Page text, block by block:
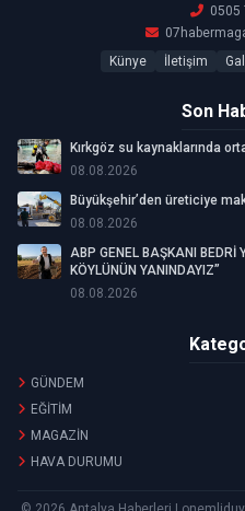
0505
Künye
İletişim
Son
Kırkgöz su kaynaklarında
08.08.2026
Büyükşehir’den üreticiye
08.08.2026
ABP GENEL BAŞKANI BEDRİ
KÖYLÜNÜN YANINDAYIZ”
08.08.2026
GÜNDEM
EĞİTİM
MAGAZİN
HAVA DURUMU